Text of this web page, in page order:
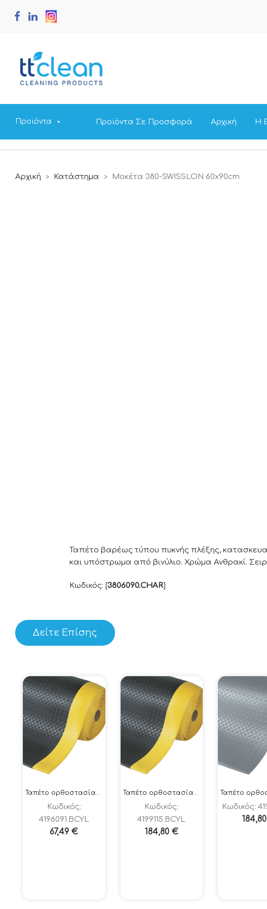
Προϊόντα Προϊόντα Σε Προσφορά Αρχική Η
Αρχική > Κατάστημα > Μοκέτα 380-SWISSLON 60x90cm
Ταπέτο βαρέως τύπου πυκνής πλέξης,
και υπόστρωμα από βινύλιο. Χρώμα Ανθρακί.
Κωδικός: [3806090.CHAR]
Δείτε Επίσης
Ταπέτο ορθοστασίας 419-DIAMOND SOFT TRED ΜΑΥΡΟ-ΚΙΤΡΙΝΟ 60x91cm
Κωδικός:
4196091.BCYL
67,49€
Ταπέτο ορθοστασίας 419-DIAMOND SOFT TRED ΜΑΥΡΟ-ΚΙΤΡΙΝΟ 91x150cm
Κωδικός:
4199115.BCYL
184,80 €
Κωδικός: